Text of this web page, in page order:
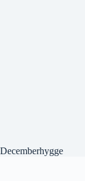
Decemberhygge